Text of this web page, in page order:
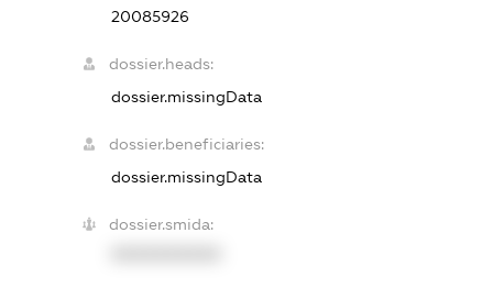
20085926
dossier.heads:
dossier.missingData
dossier.beneficiaries:
dossier.missingData
dossier.smida: